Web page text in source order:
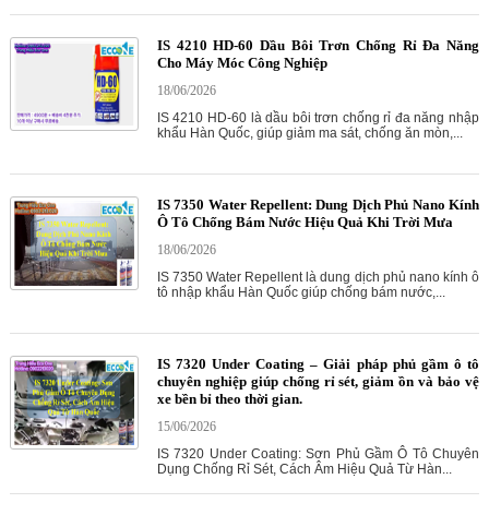
IS 4210 HD-60 Dầu Bôi Trơn Chống Rỉ Đa Năng
Cho Máy Móc Công Nghiệp
18/06/2026
IS 4210 HD-60 là dầu bôi trơn chống rỉ đa năng nhập
khẩu Hàn Quốc, giúp giảm ma sát, chống ăn mòn,...
IS 7350 Water Repellent: Dung Dịch Phủ Nano Kính
Ô Tô Chống Bám Nước Hiệu Quả Khi Trời Mưa
18/06/2026
IS 7350 Water Repellent là dung dịch phủ nano kính ô
tô nhập khẩu Hàn Quốc giúp chống bám nước,...
IS 7320 Under Coating – Giải pháp phủ gầm ô tô
chuyên nghiệp giúp chống rỉ sét, giảm ồn và bảo vệ
xe bền bỉ theo thời gian.
15/06/2026
IS 7320 Under Coating: Sơn Phủ Gầm Ô Tô Chuyên
Dụng Chống Rỉ Sét, Cách Âm Hiệu Quả Từ Hàn...